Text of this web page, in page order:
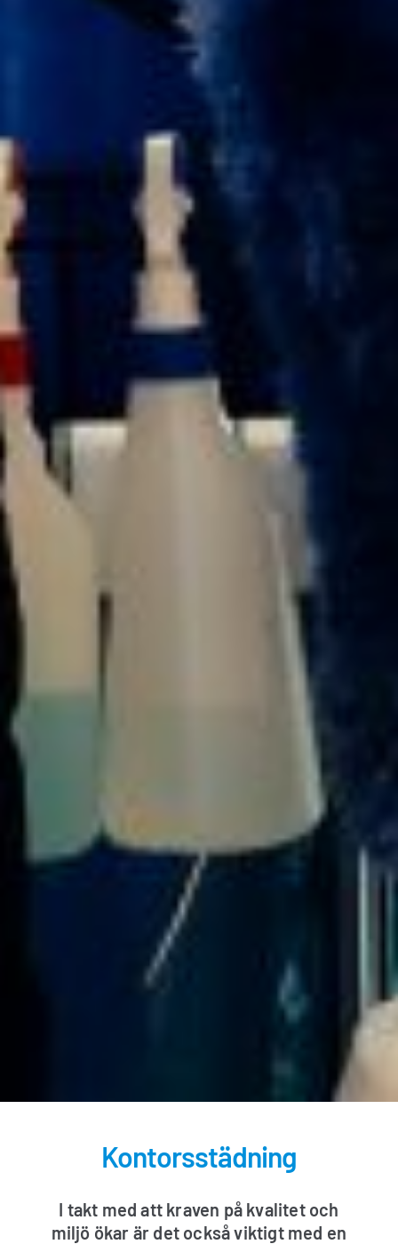
Kontorsstädning
I takt med att kraven på kvalitet och
miljö ökar är det också viktigt med en
Kontakta oss
Fyll i dina uppgifter nedan så kontaktar vi
dig snarast